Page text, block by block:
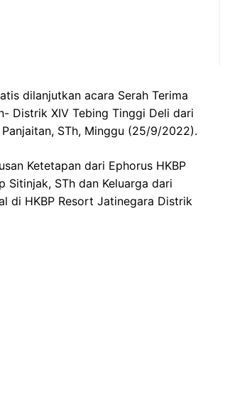
dilanjutkan acara Serah Terima
Distrik XIV Tebing Tinggi Deli dari
STh, Minggu (25/9/2022).
Ketetapan dari Ephorus HKBP
Sitinjak, STh dan Keluarga dari
di HKBP Resort Jatinegara Distrik